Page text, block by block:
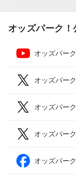
オッズパーク
オッズパー
オッズパー
オッズパー
オッズパー
オッズパー